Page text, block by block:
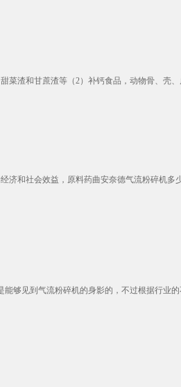
渣和甘蔗渣等（2）补钙食品，动物骨、壳
和社会效益，原料药曲安奈德气流粉碎机多少
够见到气流粉碎机的身影的，不过根据行业